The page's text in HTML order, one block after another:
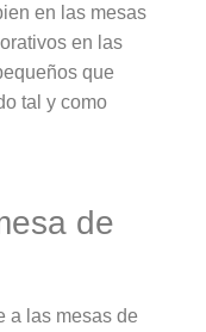
en las mesas
en las
que
tal y como
de
a las mesas de